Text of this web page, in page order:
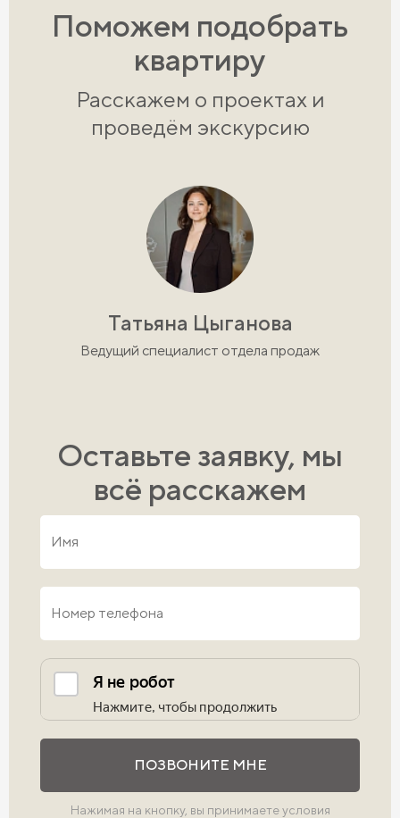
Поможем подобрать
квартиру
Расскажем о проектах и
проведём экскурсию
Татьяна Цыганова
Ведущий специалист отдела продаж
Оставьте заявку, мы
всё расскажем
ПОЗВОНИТЕ МНЕ
Нажимая на кнопку, вы принимаете условия